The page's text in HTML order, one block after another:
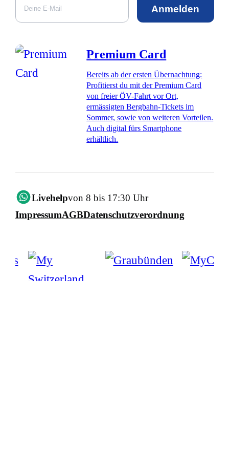
Anmelden
Premium Card
Bereits ab der ersten Übernachtung:
Profitierst du mit der Premium Card
von freier ÖV-Fahrt vor Ort,
ermässigten Bergbahn-Tickets im
Sommer, sowie von weiteren Vorteilen.
Auch digital fürs Smartphone
erhältlich.
Livehelpvon 8 bis 17:30 Uhr
ImpressumAGBDatenschutzverordnung